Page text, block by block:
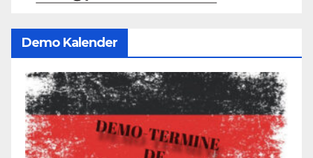
Demo Kalender